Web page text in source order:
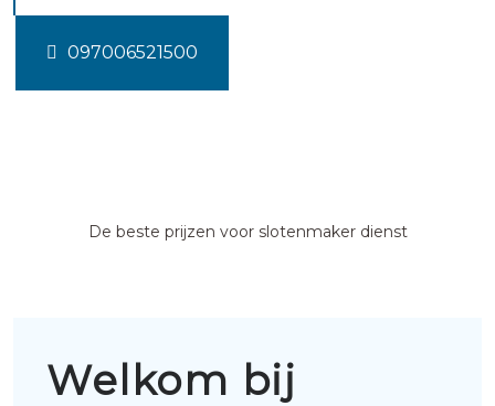
097006521500
De beste prijzen voor slotenmaker dienst
Welkom bij